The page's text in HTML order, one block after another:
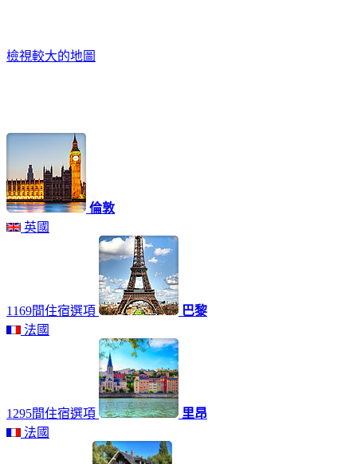
檢視較大的地圖
倫敦
英國
1169間住宿選項
巴黎
法國
1295間住宿選項
里昂
法國